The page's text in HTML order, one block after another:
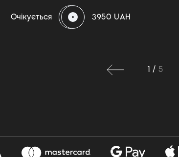
Очікується 3950 UAH
1 / 5